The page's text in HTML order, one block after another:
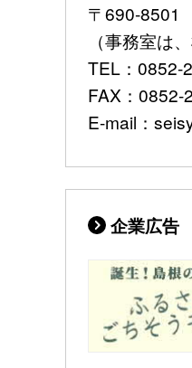
〒690-8501
（事務室は
TEL：0852-
FAX：0852-
E-mail：
企業広告